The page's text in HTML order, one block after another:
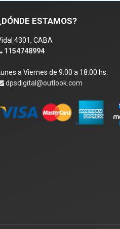
ESTAMOS?
4301, CABA
1154748994
a Viernes de 9:00 a 18:00 hs.
dpsdigital@outlook.com